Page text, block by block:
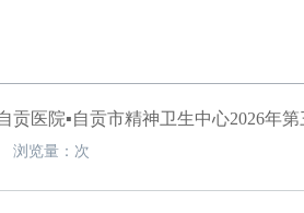
览量：次